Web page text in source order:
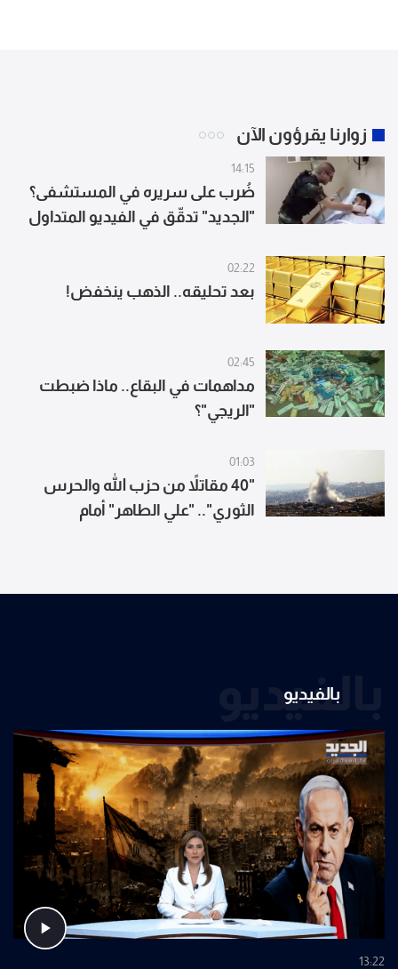
زوارنا يقرؤون الآن
14:15
ضُرب على سريره في المستشفى؟
"الجديد" تدقّق في الفيديو المتداول
02:22
بعد تحليقه.. الذهب ينخفض!
02:45
مداهمات في البقاع.. ماذا ضبطت
"الريجي"؟
01:03
"40 مقاتلاً من حزب الله والحرس
الثوري".. "علي الطاهر" أمام
بالفيديو
بالفيديو
13:22